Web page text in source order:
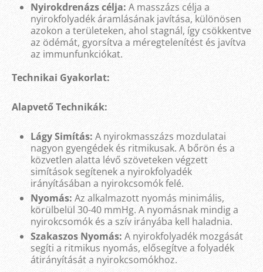
Nyirokdrenázs célja: A masszázs célja a
nyirokfolyadék áramlásának javítása, különösen
azokon a területeken, ahol stagnál, így csökkentve
az ödémát, gyorsítva a méregtelenítést és javítva
az immunfunkciókat.
Technikai Gyakorlat:
Alapvető Technikák:
Lágy Simítás: A nyirokmasszázs mozdulatai
nagyon gyengédek és ritmikusak. A bőrön és a
közvetlen alatta lévő szöveteken végzett
simítások segítenek a nyirokfolyadék
irányításában a nyirokcsomók felé.
Nyomás: Az alkalmazott nyomás minimális,
körülbelül 30-40 mmHg. A nyomásnak mindig a
nyirokcsomók és a szív irányába kell haladnia.
Szakaszos Nyomás: A nyirokfolyadék mozgását
segíti a ritmikus nyomás, elősegítve a folyadék
átirányítását a nyirokcsomókhoz.